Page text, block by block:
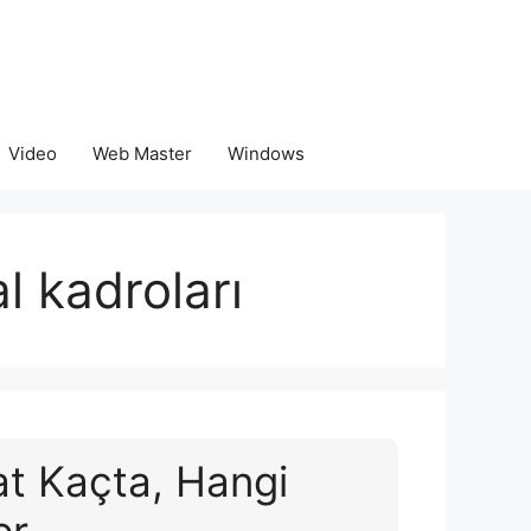
Video Web Master Windows
kadroları
Kaçta, Hangi